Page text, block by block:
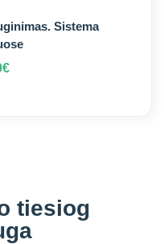
Sistema
€
tiesiog